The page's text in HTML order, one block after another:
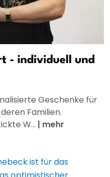
- individuell und
Geschenke für
Familien.
W... | mehr